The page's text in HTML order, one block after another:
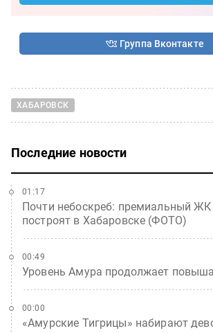
Группа Вконтакте
ХАБАРОВСК
Последние новости
Почти небоскреб: премиальный ЖК
построят в Хабаровске (ФОТО)
01:17
Уровень Амура продолжает
00:49
«Амурские Тигрицы» набирают
00:00